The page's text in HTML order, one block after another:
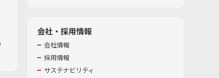
会社・採用情報
会社情報
採用情報
サステナビリティ